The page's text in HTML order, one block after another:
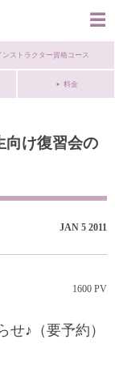
ンストラクター資格コース
料金
向け復習会の
JAN 5 2011
1600 PV
♪（要予約）